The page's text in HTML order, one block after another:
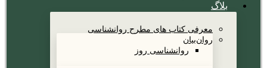
بلاگ
معرفی کتاب های مطرح روانشناسی
روان‌بیان
روانشناسی روز